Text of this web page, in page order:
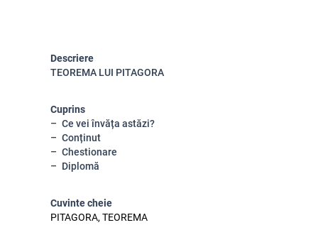
Descriere
TEOREMA LUI PITAGORA
Cuprins
Ce vei învăța astăzi?
Conținut
Chestionare
Diplomă
Cuvinte cheie
PITAGORA, TEOREMA